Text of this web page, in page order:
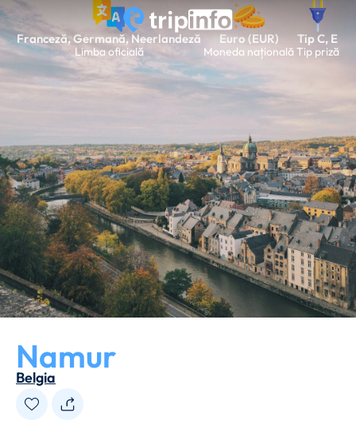
Franceză, Germană, Neerlandeză
Limba oficială
Euro (EUR)
Moneda națională
Tip C, E
Tip priză
Namur
Belgia